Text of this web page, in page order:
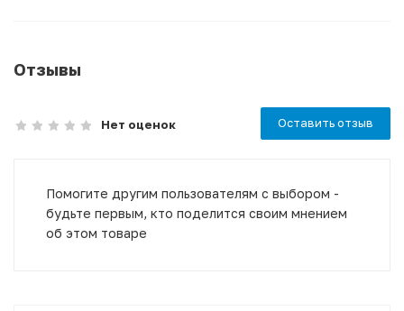
Отзывы
Нет оценок Оставить отзыв
Помогите другим пользователям с выбором -
будьте первым, кто поделится своим мнением
об этом товаре